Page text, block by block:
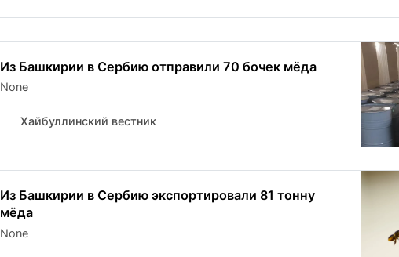
Из Башкирии в Сербию отправили 70 бочек мёда
None
Хайбуллинский вестник
Из Башкирии в Сербию экспортировали 81 тонну
мёда
None